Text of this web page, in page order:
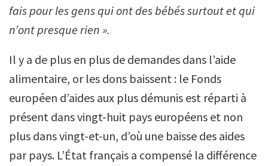
fais pour les gens qui ont des bébés surtout et qui
n’ont presque rien ».
Il y a de plus en plus de demandes dans l’aide
alimentaire, or les dons baissent : le Fonds
européen d’aides aux plus démunis est réparti à
présent dans vingt-huit pays européens et non
plus dans vingt-et-un, d’où une baisse des aides
par pays. L’État français a compensé la différence